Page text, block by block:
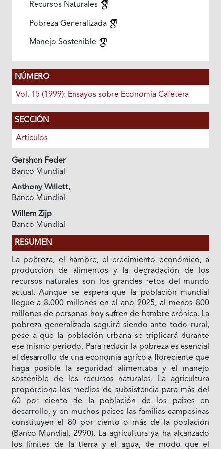
Recursos Naturales
Pobreza Generalizada
Manejo Sostenible
NÚMERO
Vol. 15 (1999): Ensayos sobre Economía Cafetera
SECCIÓN
Artículos
Gershon Feder
Banco Mundial
Anthony Willett,
Banco Mundial
Willem Zijp
Banco Mundial
RESUMEN
La pobreza, el hambre, el crecimiento económico, a
producción de alimentos y Ia degradación de los
recursos naturales son los grandes retos del mundo
actual. Aunque se espera que Ia población mundial
llegue a 8.000 millones en el año 2025, al menos 800
millones de personas hoy sufren de hambre crónica. La
pobreza generalizada seguirá siendo ante todo rural,
pese a que Ia población urbana se triplicará durante
ese mismo período. Para reducir la pobreza es esencial
el desarrollo de una economia agrícola floreciente que
haga posible Ia seguridad alimentaba y el manejo
sostenible de los recursos naturales. La agricultura
proporciona los medios de subsistencia para más del
60 por ciento de Ia población de los paises en
desarrollo, y en muchos países las familias campesinas
constituyen el 80 por ciento o más de la población
(Banco Mundial, 2990). La agricultura ya ha alcanzado
los límites de Ia tierra y el agua, de modo que el